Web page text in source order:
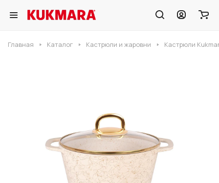
Главная Каталог Кастрюли и жаровни Кастрюли